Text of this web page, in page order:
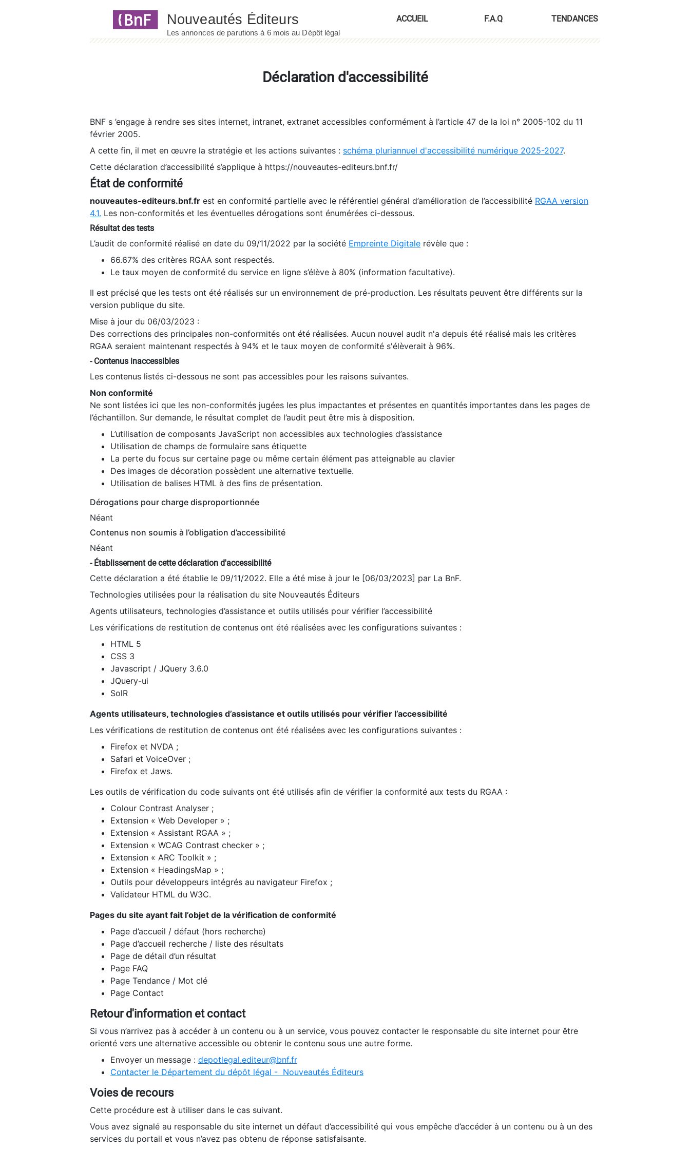
ACCUEIL F.A.Q TENDANCES
Déclaration d'accessibilité
BNF s ’engage à rendre ses sites internet, intranet, extranet accessibles conformément à l’article 47 de la loi n° 2005-102 du 11
février 2005.
A cette fin, il met en œuvre la stratégie et les actions suivantes : schéma pluriannuel d'accessibilité numérique 2025-2027.
Cette déclaration d’accessibilité s’applique à https://nouveautes-editeurs.bnf.fr/
État de conformité
nouveautes-editeurs.bnf.fr est en conformité partielle avec le référentiel général d’amélioration de l’accessibilité RGAA version
4.1. Les non-conformités et les éventuelles dérogations sont énumérées ci-dessous.
Résultat des tests
L’audit de conformité réalisé en date du 09/11/2022 par la société Empreinte Digitale révèle que :
66.67% des critères RGAA sont respectés.
Le taux moyen de conformité du service en ligne s’élève à 80% (information facultative).
Il est précisé que les tests ont été réalisés sur un environnement de pré-production. Les résultats peuvent être différents sur la
version publique du site.
Mise à jour du 06/03/2023 :
Des corrections des principales non-conformités ont été réalisées. Aucun nouvel audit n'a depuis été réalisé mais les critères
RGAA seraient maintenant respectés à 94% et le taux moyen de conformité s'élèverait à 96%.
- Contenus inaccessibles
Les contenus listés ci-dessous ne sont pas accessibles pour les raisons suivantes.
Non conformité
Ne sont listées ici que les non-conformités jugées les plus impactantes et présentes en quantités importantes dans les pages de
l’échantillon. Sur demande, le résultat complet de l’audit peut être mis à disposition.
L’utilisation de composants JavaScript non accessibles aux technologies d’assistance
Utilisation de champs de formulaire sans étiquette
La perte du focus sur certaine page ou même certain élément pas atteignable au clavier
Des images de décoration possèdent une alternative textuelle.
Utilisation de balises HTML à des fins de présentation.
Dérogations pour charge disproportionnée
Néant
Contenus non soumis à l’obligation d’accessibilité
Néant
- Établissement de cette déclaration d'accessibilité
Cette déclaration a été établie le 09/11/2022. Elle a été mise à jour le [06/03/2023] par La BnF.
Technologies utilisées pour la réalisation du site Nouveautés Éditeurs
Agents utilisateurs, technologies d’assistance et outils utilisés pour vérifier l’accessibilité
Les vérifications de restitution de contenus ont été réalisées avec les configurations suivantes :
HTML 5
CSS 3
Javascript / JQuery 3.6.0
JQuery-ui
SolR
Agents utilisateurs, technologies d’assistance et outils utilisés pour vérifier l’accessibilité
Les vérifications de restitution de contenus ont été réalisées avec les configurations suivantes :
Firefox et NVDA ;
Safari et VoiceOver ;
Firefox et Jaws.
Les outils de vérification du code suivants ont été utilisés afin de vérifier la conformité aux tests du RGAA :
Colour Contrast Analyser ;
Extension « Web Developer » ;
Extension « Assistant RGAA » ;
Extension « WCAG Contrast checker » ;
Extension « ARC Toolkit » ;
Extension « HeadingsMap » ;
Outils pour développeurs intégrés au navigateur Firefox ;
Validateur HTML du W3C.
Pages du site ayant fait l’objet de la vérification de conformité
Page d’accueil / défaut (hors recherche)
Page d’accueil recherche / liste des résultats
Page de détail d’un résultat
Page FAQ
Page Tendance / Mot clé
Page Contact
Retour d'information et contact
Si vous n’arrivez pas à accéder à un contenu ou à un service, vous pouvez contacter le responsable du site internet pour être
orienté vers une alternative accessible ou obtenir le contenu sous une autre forme.
Envoyer un message : depotlegal.editeur@bnf.fr
Contacter le Département du dépôt légal - Nouveautés Éditeurs
Voies de recours
Cette procédure est à utiliser dans le cas suivant.
Vous avez signalé au responsable du site internet un défaut d’accessibilité qui vous empêche d’accéder à un contenu ou à un des
services du portail et vous n’avez pas obtenu de réponse satisfaisante.